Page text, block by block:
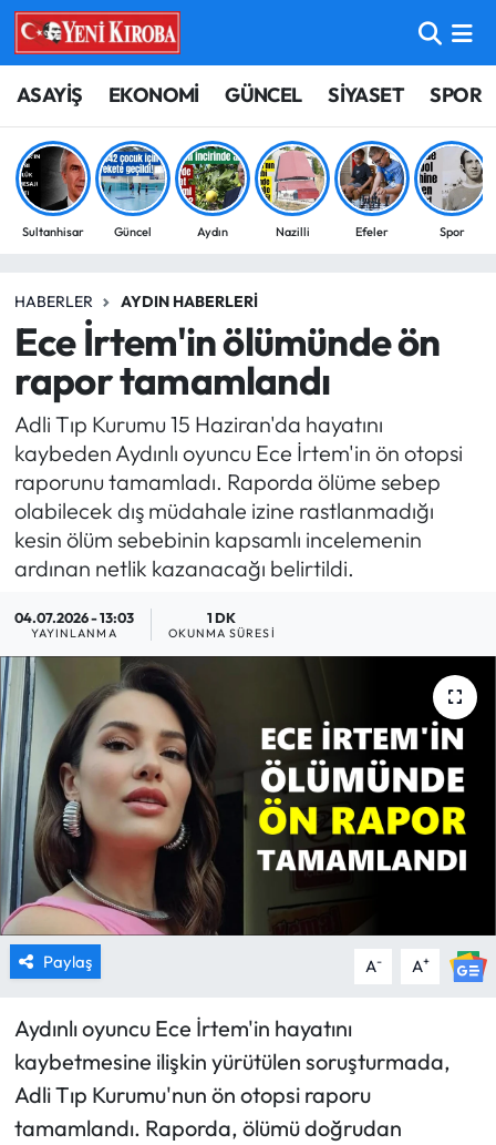
ASAYİŞ EKONOMİ GÜNCEL SİYASET SPOR
Sultanhisar Güncel Aydın Nazilli Efeler Spor
HABERLER AYDIN HABERLERI
Ece İrtem'in ölümünde ön
rapor tamamlandı
Adli Tıp Kurumu 15 Haziran'da hayatını
kaybeden Aydınlı oyuncu Ece İrtem'in ön otopsi
raporunu tamamladı. Raporda ölüme sebep
olabilecek dış müdahale izine rastlanmadığı
kesin ölüm sebebinin kapsamlı incelemenin
ardınan netlik kazanacağı belirtildi.
04.07.2026 - 13:03
YAYINLANMA
1 DK
OKUNMA SÜRESI
Paylaş A- A+
Aydınlı oyuncu Ece İrtem'in hayatını
kaybetmesine ilişkin yürütülen soruşturmada,
Adli Tıp Kurumu'nun ön otopsi raporu
tamamlandı. Raporda, ölümü doğrudan
ASAYİŞ
BİLİM-TEKNOLOJİ
ÇEVRE
EĞİTİM
EKONOMİ
GÜNCEL
GÜNDEM
MAGAZİN
SPOR
TARIM
TURİZM
YAŞAM
RESMİ İLANLAR
Aydın Nöbetçi Eczaneler
Aydın Hava Durumu
Aydin Namaz Vakitleri
Süper Lig Puan Durumu ve Fikstür
Tüm Manşetler
Son Dakika Haberleri
Haber Arşivi